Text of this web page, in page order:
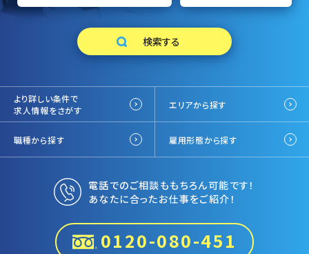
より詳しい条件で
求人情報をさがす
エリアから探す
職種から探す 雇用形態から探す
電話でのご相談ももちろん可能です！
あなたに合ったお仕事をご紹介！
0120-080-451